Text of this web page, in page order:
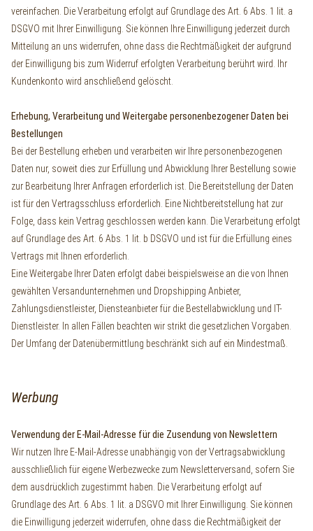
vereinfachen. Die Verarbeitung erfolgt auf Grundlage des Art. 6 Abs. 1 lit. a
DSGVO mit Ihrer Einwilligung. Sie können Ihre Einwilligung jederzeit durch
Mitteilung an uns widerrufen, ohne dass die Rechtmäßigkeit der aufgrund
der Einwilligung bis zum Widerruf erfolgten Verarbeitung berührt wird. Ihr
Kundenkonto wird anschließend gelöscht.
Erhebung, Verarbeitung und Weitergabe personenbezogener Daten bei
Bestellungen
Bei der Bestellung erheben und verarbeiten wir Ihre personenbezogenen
Daten nur, soweit dies zur Erfüllung und Abwicklung Ihrer Bestellung sowie
zur Bearbeitung Ihrer Anfragen erforderlich ist. Die Bereitstellung der Daten
ist für den Vertragsschluss erforderlich. Eine Nichtbereitstellung hat zur
Folge, dass kein Vertrag geschlossen werden kann. Die Verarbeitung erfolgt
auf Grundlage des Art. 6 Abs. 1 lit. b DSGVO und ist für die Erfüllung eines
Vertrags mit Ihnen erforderlich.
Eine Weitergabe Ihrer Daten erfolgt dabei beispielsweise an die von Ihnen
gewählten Versandunternehmen und Dropshipping Anbieter,
Zahlungsdienstleister, Diensteanbieter für die Bestellabwicklung und IT-
Dienstleister. In allen Fällen beachten wir strikt die gesetzlichen Vorgaben.
Der Umfang der Datenübermittlung beschränkt sich auf ein Mindestmaß.
Werbung
Verwendung der E-Mail-Adresse für die Zusendung von Newslettern
Wir nutzen Ihre E-Mail-Adresse unabhängig von der Vertragsabwicklung
ausschließlich für eigene Werbezwecke zum Newsletterversand, sofern Sie
dem ausdrücklich zugestimmt haben. Die Verarbeitung erfolgt auf
Grundlage des Art. 6 Abs. 1 lit. a DSGVO mit Ihrer Einwilligung. Sie können
die Einwilligung jederzeit widerrufen, ohne dass die Rechtmäßigkeit der